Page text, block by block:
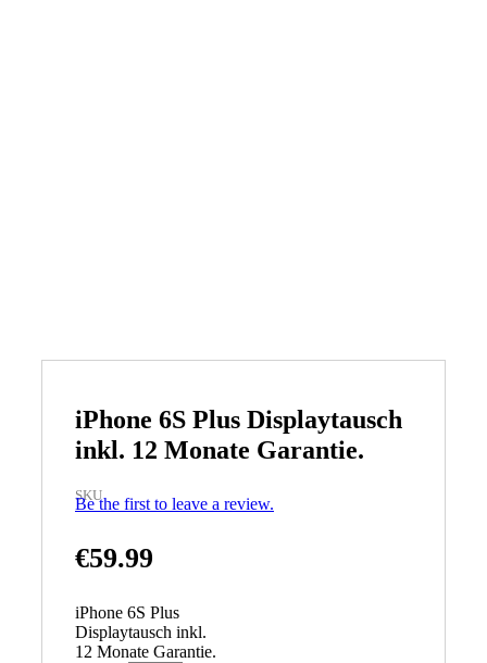
iPhone 6S Plus Displaytausch
inkl. 12 Monate Garantie.
SKU
Be the first to leave a review.
€59.99
iPhone 6S Plus
Displaytausch inkl.
12 Monate Garantie.